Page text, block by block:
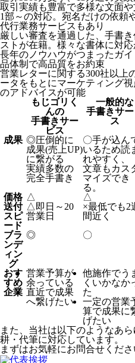
取引実績も豊富で多様な文面
1部～の対応。宛名だけの依頼
代行業務サービスもあり
厳しい審査を通過した、手書
ストが在籍。様々な書体に対
長年のノウハウがつまったガ
品体制で高品質をお約束
営業レターに関する300社以上
ータをもとにマーケティング
のアドバイスが可能
もじゴリく
んの
手書きサー
ビス
一般的な
手書きサ
ス
成果 ◎圧倒的に
成果(売上UP)
に繋がる
実績多数の
完全手書き
〇手が込ん
いるため読
れやすく、
文章もカス
マイズでき
る。
価格 △ △
送付
スピ
ード
△ 即日～20
営業日
×最低でも2
間近く
ブラ
ンデ
ィン
グ
◎ 〇
おす
すめ
企業
営業予算が
余っている
直近で成果
へ繋げたい
他施作でう
くいかなか
た
一定の営業
算で成果に
げたい
また、当社は以下のようなあ
耕・代筆に対応しています。
まずはお気軽にお問合せくださ